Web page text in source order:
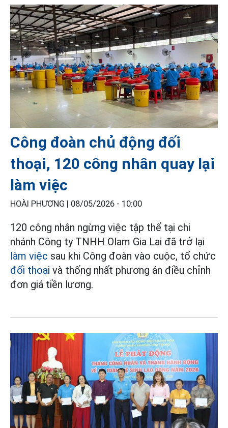
Công đoàn chủ động đối
thoại, 120 công nhân quay lại
làm việc
HOÀI PHƯƠNG | 08/05/2026 - 10:00
120 công nhân ngừng việc tập thể tại chi
nhánh Công ty TNHH Olam Gia Lai đã trở lại
làm việc sau khi Công đoàn vào cuộc, tổ chức
đối thoại và thống nhất phương án điều chỉnh
đơn giá tiền lương.